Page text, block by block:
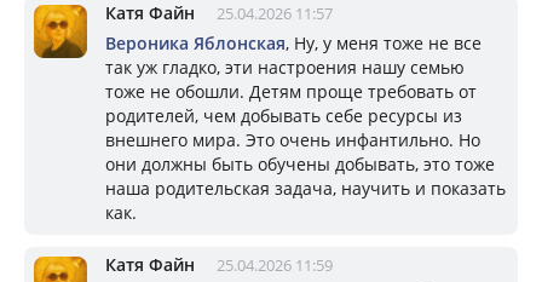
Катя Файн 25.04.2026 11:57
Вероника Яблонская, Ну, у меня тоже не все
так уж гладко, эти настроения нашу семью
тоже не обошли. Детям проще требовать от
родителей, чем добывать себе ресурсы из
внешнего мира. Это очень инфантильно. Но
они должны быть обучены добывать, это тоже
наша родительская задача, научить и показать
как.
Катя Файн 25.04.2026 11:59